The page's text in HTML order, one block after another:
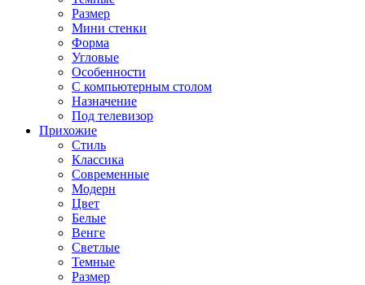
Размер
Мини стенки
Форма
Угловые
Особенности
С компьютерным столом
Назначение
Под телевизор
Прихожие
Стиль
Классика
Современные
Модерн
Цвет
Белые
Венге
Светлые
Темные
Размер